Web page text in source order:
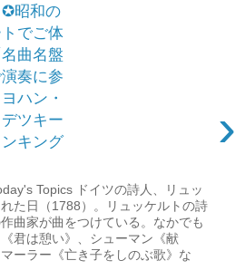
✪昭和の
でご体
曲名盤
奏に参
ハン・
ツキー
キング
›
Topics ドイツの詩人、リュッ
た日（1788）。リュッケルトの詩
曲家が曲をつけている。なかでも
君は憩い》、シューマン《献
ーラー《亡き子をしのぶ歌》な